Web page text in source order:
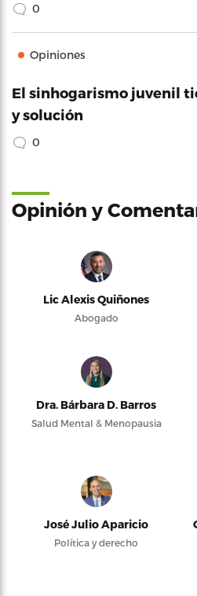
0
Opiniones
El sinhogarismo juvenil
y solución
0
Opinión y
Lic Alexis Quiñones
Abogado
Dra. Bárbara D. Barros
Salud Mental & Menopausia
José Julio Aparicio
Política y derecho